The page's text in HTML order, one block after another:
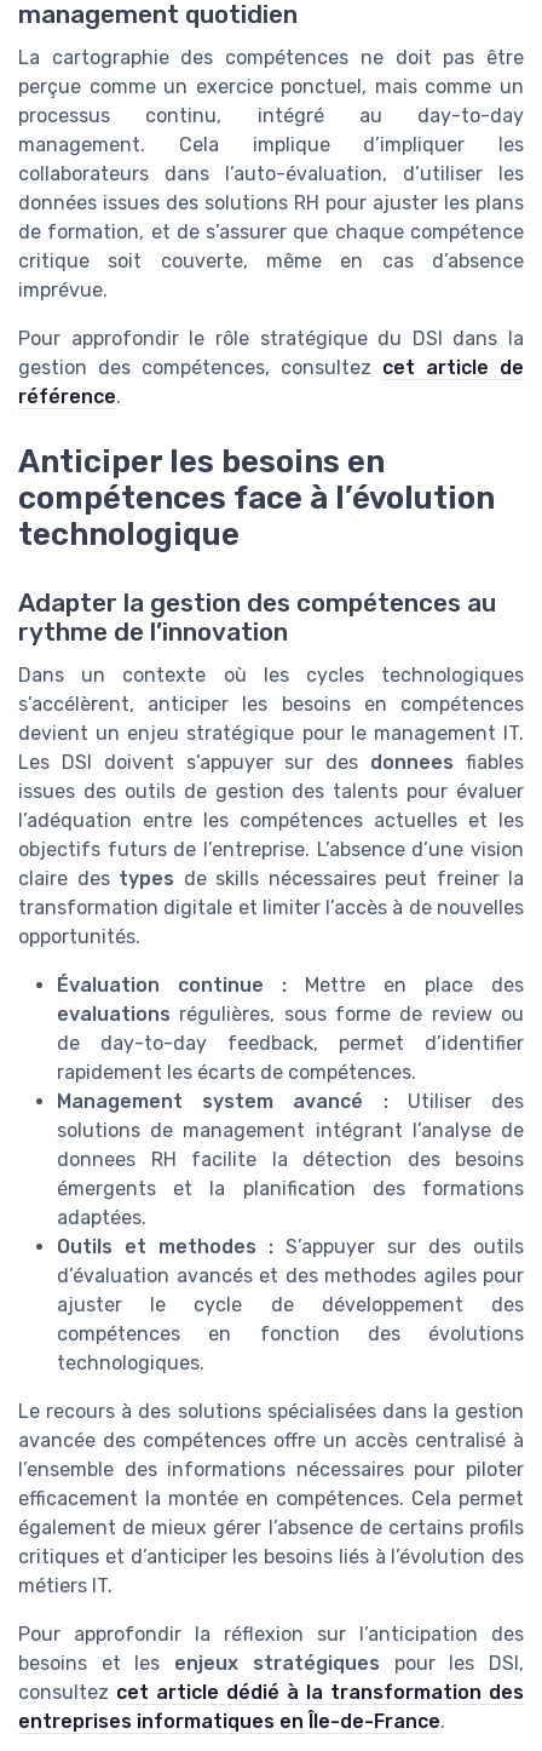
management quotidien
La cartographie des compétences ne doit pas être
perçue comme un exercice ponctuel, mais comme un
processus continu, intégré au day-to-day
management. Cela implique d’impliquer les
collaborateurs dans l’auto-évaluation, d’utiliser les
données issues des solutions RH pour ajuster les plans
de formation, et de s’assurer que chaque compétence
critique soit couverte, même en cas d’absence
imprévue.
Pour approfondir le rôle stratégique du DSI dans la
gestion des compétences, consultez cet article de
référence.
Anticiper les besoins en
compétences face à l’évolution
technologique
Adapter la gestion des compétences au
rythme de l’innovation
Dans un contexte où les cycles technologiques
s’accélèrent, anticiper les besoins en compétences
devient un enjeu stratégique pour le management IT.
Les DSI doivent s’appuyer sur des donnees fiables
issues des outils de gestion des talents pour évaluer
l’adéquation entre les compétences actuelles et les
objectifs futurs de l’entreprise. L’absence d’une vision
claire des types de skills nécessaires peut freiner la
transformation digitale et limiter l’accès à de nouvelles
opportunités.
Évaluation continue : Mettre en place des
evaluations régulières, sous forme de review ou
de day-to-day feedback, permet d’identifier
rapidement les écarts de compétences.
Management system avancé :Utiliser des
solutions de management intégrant l’analyse de
donnees RH facilite la détection des besoins
émergents et la planification des formations
adaptées.
Outils et methodes : S’appuyer sur des outils
d’évaluation avancés et des methodes agiles pour
ajuster le cycle de développement des
compétences en fonction des évolutions
technologiques.
Le recours à des solutions spécialisées dans la gestion
avancée des compétences offre un accès centralisé à
l’ensemble des informations nécessaires pour piloter
efficacement la montée en compétences. Cela permet
également de mieux gérer l’absence de certains profils
critiques et d’anticiper les besoins liés à l’évolution des
métiers IT.
Pour approfondir la réflexion sur l’anticipation des
besoins et les enjeux stratégiques pour les DSI,
consultez cet article dédié à la transformation des
entreprises informatiques en Île-de-France.